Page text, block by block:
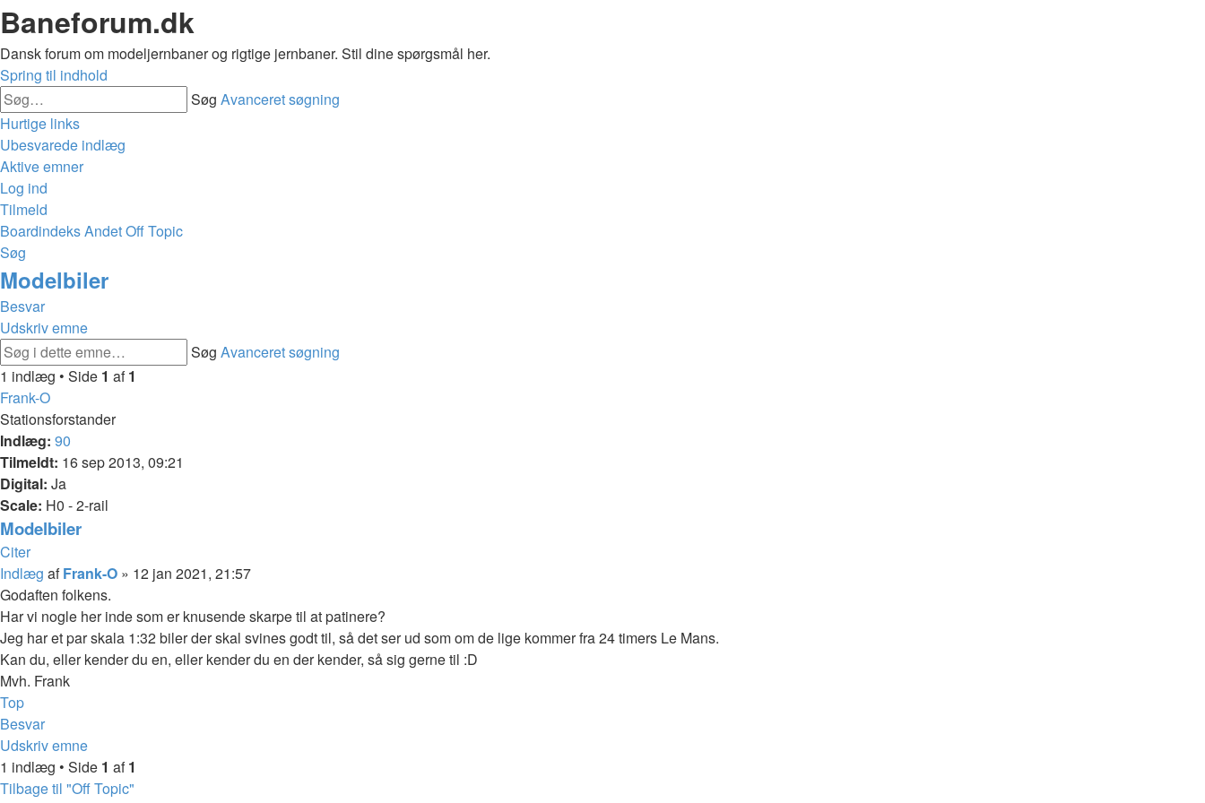
Baneforum.dk
Dansk forum om modeljernbaner og rigtige jernbaner. Stil dine spørgsmål her.
Spring til indhold
Søg Avanceret søgning
Hurtige links
Ubesvarede indlæg
Aktive emner
Log ind
Tilmeld
BoardindeksAndetOff Topic
Søg
Modelbiler
Besvar
Udskriv emne
Søg Avanceret søgning
1 indlæg • Side 1 af1
Frank-O
Stationsforstander
Indlæg: 90
Tilmeldt: 16 sep 2013, 09:21
Digital: Ja
Scale: H0 - 2-rail
Modelbiler
Citer
Indlæg afFrank-O » 12 jan 2021, 21:57
Godaften folkens.
Har vi nogle her inde som er knusende skarpe til at patinere?
Jeg har et par skala 1:32 biler der skal svines godt til, så det ser ud som om de lige kommer fra 24 timers Le Mans.
Kan du, eller kender du en, eller kender du en der kender, så sig gerne til :D
Mvh. Frank
Top
Besvar
Udskriv emne
1 indlæg • Side 1 af1
Tilbage til "Off Topic"